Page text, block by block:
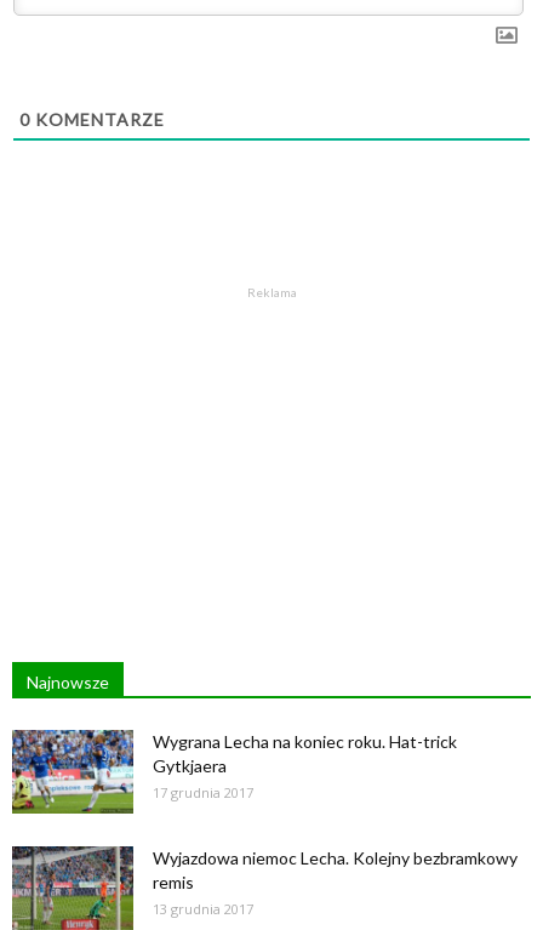
0 KOMENTARZE
Reklama
Najnowsze
Wygrana Lecha na koniec roku. Hat-trick
Gytkjaera
17 grudnia 2017
Wyjazdowa niemoc Lecha. Kolejny bezbramkowy
remis
13 grudnia 2017